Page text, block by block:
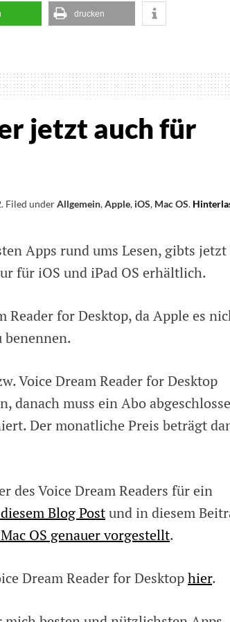
drucken
jetzt auch für
. Filed underAllgemein,Apple, iOS, Mac OS.
Apps rund ums Lesen, gibts jetzt
für iOS und iPad OS erhältlich.
Reader for Desktop, da Apple es
benennen.
Voice Dream Reader for Desktop
danach muss ein Abo
Der monatliche Preis beträgt
des Voice Dream Readers für ein
Blog Postund in diesem
OS genauer vorgestellt.
Dream Reader for Desktophier.